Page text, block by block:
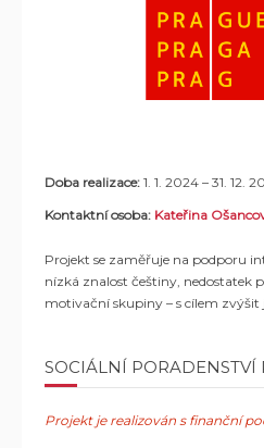
Doba realizace: 1. 1. 2024 – 31. 12.
Kontaktní osoba: Kateřina
Projekt se zaměřuje na podporu
nízká znalost češtiny, nedostatek
motivační skupiny – s cílem
SOCIÁLNÍ PORADENSTVÍ
Projekt je realizován s finanční